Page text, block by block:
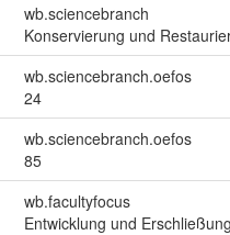
wb.sciencebranch
Konservierung und
wb.sciencebranch.oefos
24
wb.sciencebranch.oefos
85
wb.facultyfocus
Entwicklung und